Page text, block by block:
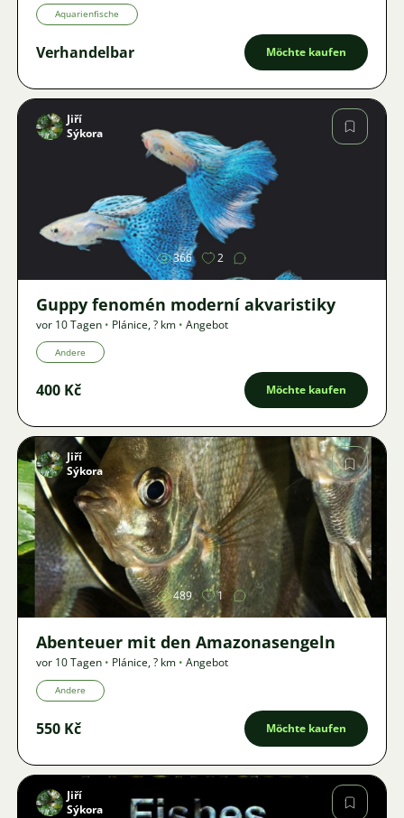
Aquarienfische
Verhandelbar Möchte kaufen
Bild
Jiří
Sýkora
366 2
Guppy fenomén moderní akvaristiky
vor 10 Tagen • Plánice,? km • Angebot
Andere
400 Kč Möchte kaufen
Bild
Jiří
Sýkora
489 1
Abenteuer mit den Amazonasengeln
vor 10 Tagen • Plánice,? km • Angebot
Andere
550 Kč Möchte kaufen
Jiří
Sýkora